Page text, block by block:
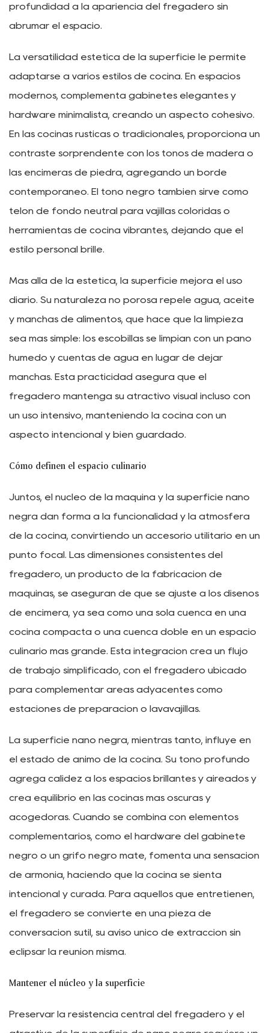
profundidad a la apariencia del fregadero sin
abrumar el espacio.
La versatilidad estética de la superficie le permite
adaptarse a varios estilos de cocina. En espacios
modernos, complementa gabinetes elegantes y
hardware minimalista, creando un aspecto cohesivo.
En las cocinas rústicas o tradicionales, proporciona un
contraste sorprendente con los tonos de madera o
las encimeras de piedra, agregando un borde
contemporáneo. El tono negro también sirve como
telón de fondo neutral para vajillas coloridas o
herramientas de cocina vibrantes, dejando que el
estilo personal brille.
Más allá de la estética, la superficie mejora el uso
diario. Su naturaleza no porosa repele agua, aceite
y manchas de alimentos, que hace que la limpieza
sea más simple: los escobillas se limpian con un paño
húmedo y cuentas de agua en lugar de dejar
manchas. Esta practicidad asegura que el
fregadero mantenga su atractivo visual incluso con
un uso intensivo, manteniendo la cocina con un
aspecto intencional y bien guardado.
Cómo definen el espacio culinario
Juntos, el núcleo de la máquina y la superficie nano
negra dan forma a la funcionalidad y la atmósfera
de la cocina, convirtiendo un accesorio utilitario en un
punto focal. Las dimensiones consistentes del
fregadero, un producto de la fabricación de
máquinas, se aseguran de que se ajuste a los diseños
de encimera, ya sea como una sola cuenca en una
cocina compacta o una cuenca doble en un espacio
culinario más grande. Esta integración crea un flujo
de trabajo simplificado, con el fregadero ubicado
para complementar áreas adyacentes como
estaciones de preparación o lavavajillas.
La superficie nano negra, mientras tanto, influye en
el estado de ánimo de la cocina. Su tono profundo
agrega calidez a los espacios brillantes y aireados y
crea equilibrio en las cocinas más oscuras y
acogedoras. Cuando se combina con elementos
complementarios, como el hardware del gabinete
negro o un grifo negro mate, fomenta una sensación
de armonía, haciendo que la cocina se sienta
intencional y curada. Para aquellos que entretienen,
el fregadero se convierte en una pieza de
conversación sutil, su aviso único de extracción sin
eclipsar la reunión misma.
Mantener el núcleo y la superficie
Preservar la resistencia central del fregadero y el